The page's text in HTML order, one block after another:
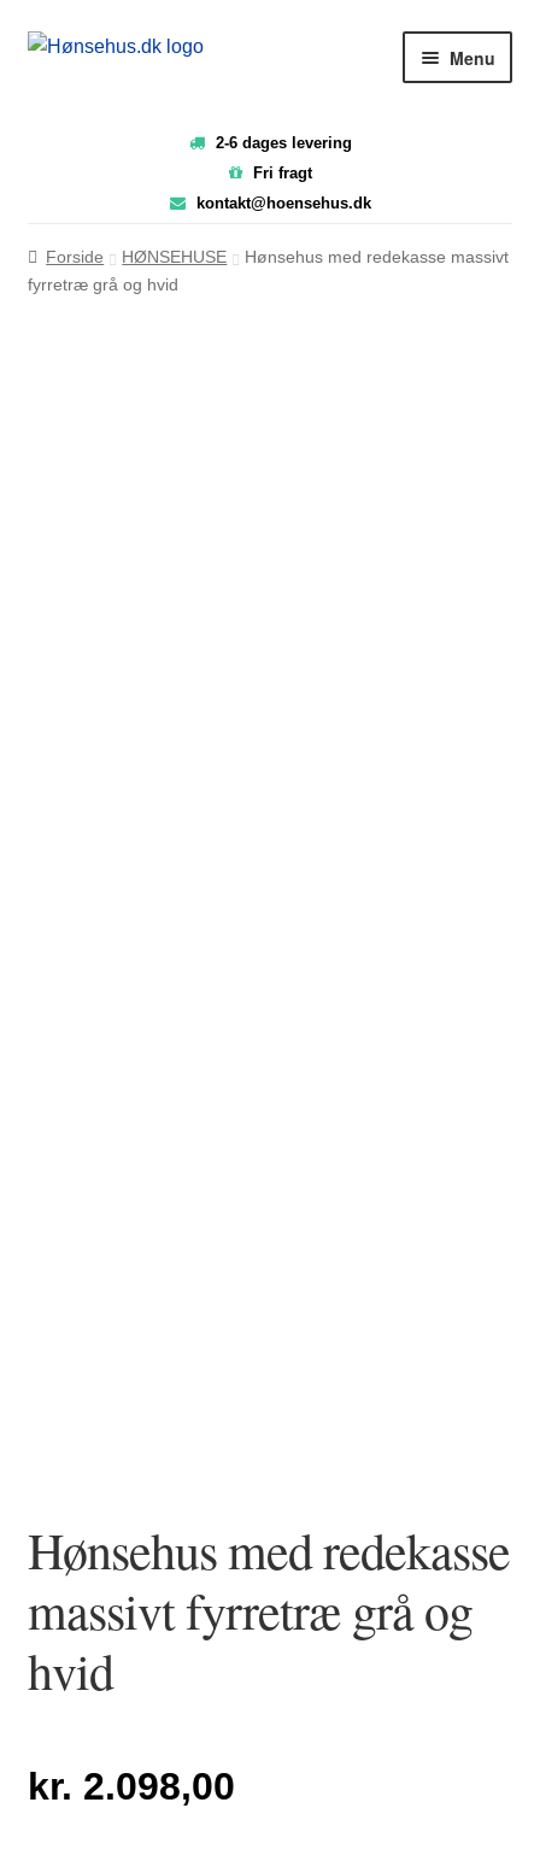
Spring
Spring
Menu
FORSIDE
NYTTIG VIDEN
2-6 dages levering
Fri fragt
kontakt@hoensehus.dk
Forside HØNSEHUSE
Hønsehus med redekasse massivt
fyrretræ grå og hvid
Hønsehus med redekasse
massivt fyrretræ grå og
hvid
kr. 2.098,00